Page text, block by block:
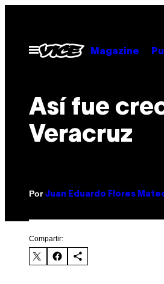
contenido
Abrir
Menú
Magazine
Así fue
Veracruz
Por Juan Eduardo Flores
Compartir: